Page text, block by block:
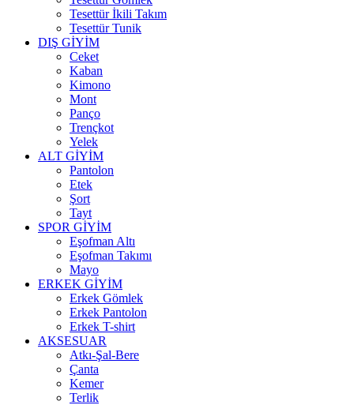
Tesettür İkili Takım
Tesettür Tunik
DIŞ GİYİM
Ceket
Kaban
Kimono
Mont
Panço
Trençkot
Yelek
ALT GİYİM
Pantolon
Etek
Şort
Tayt
SPOR GİYİM
Eşofman Altı
Eşofman Takımı
Mayo
ERKEK GİYİM
Erkek Gömlek
Erkek Pantolon
Erkek T-shirt
AKSESUAR
Atkı-Şal-Bere
Çanta
Kemer
Terlik